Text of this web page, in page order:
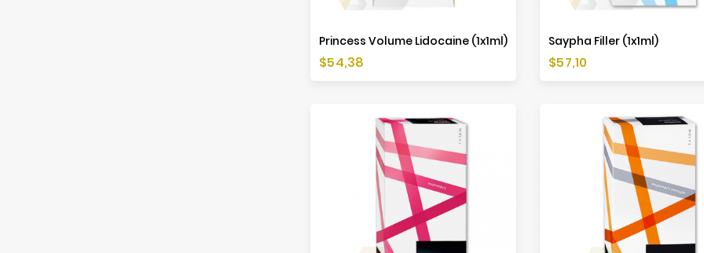
Princess Volume Lidocaine (1x1ml)
Preis
$54,38
Saypha Filler (1x1ml)
Preis
$57,10